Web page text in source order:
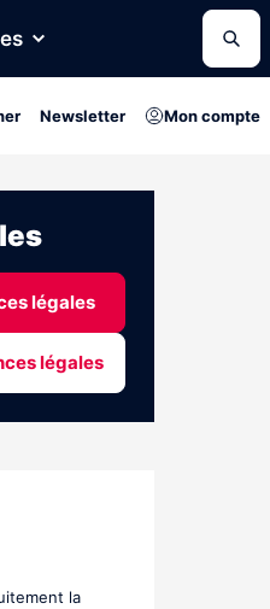
Newsletter Mon compte
légales
légales
la